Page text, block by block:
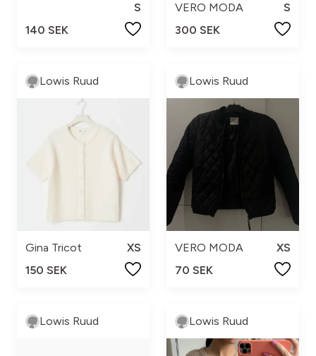
S
140 SEK
VERO MODA
S
300 SEK
Lowis Ruud
Gina Tricot
XS
150 SEK
Lowis Ruud
VERO MODA
XS
70 SEK
Lowis Ruud Lowis Ruud